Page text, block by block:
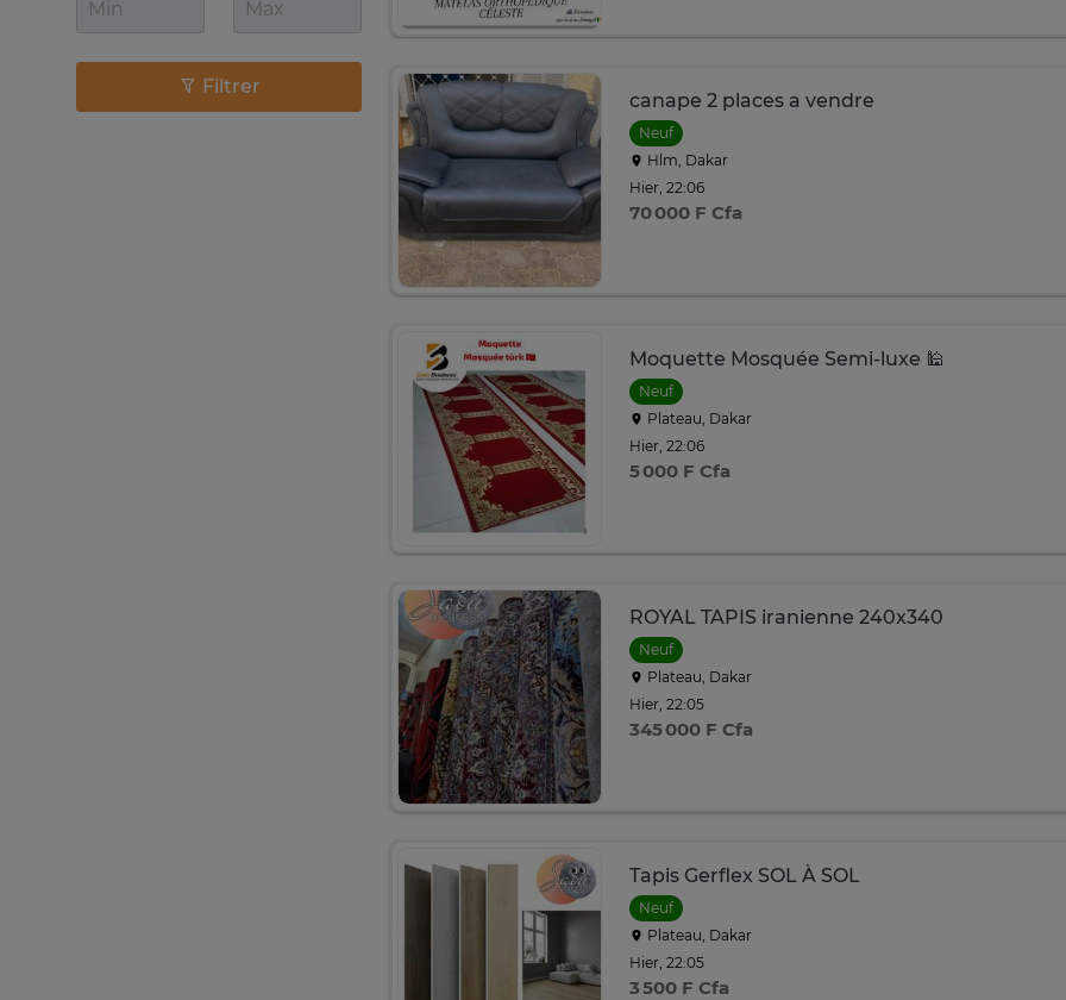
canape 2 places a vendre
Neuf
Hlm, Dakar
Hier, 22:06
70 000 F Cfa
Moquette Mosquée Semi-luxe 🕌
Neuf
Plateau, Dakar
Hier, 22:06
5 000 F Cfa
ROYAL TAPIS iranienne 240x340
Neuf
Plateau, Dakar
Hier, 22:05
345 000 F Cfa
Tapis Gerflex SOL À SOL
Neuf
Plateau, Dakar
Hier, 22:05
3 500 F Cfa
Filtrer